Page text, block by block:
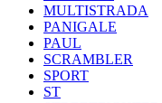
MULTISTRADA
PANIGALE
PAUL
SCRAMBLER
SPORT
ST